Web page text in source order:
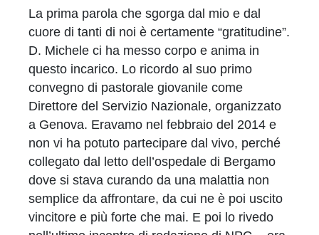
La prima parola che sgorga dal mio e dal
cuore di tanti di noi è certamente “gratitudine”.
D. Michele ci ha messo corpo e anima in
questo incarico. Lo ricordo al suo primo
convegno di pastorale giovanile come
Direttore del Servizio Nazionale, organizzato
a Genova. Eravamo nel febbraio del 2014 e
non vi ha potuto partecipare dal vivo, perché
collegato dal letto dell’ospedale di Bergamo
dove si stava curando da una malattia non
semplice da affrontare, da cui ne è poi uscito
vincitore e più forte che mai. E poi lo rivedo